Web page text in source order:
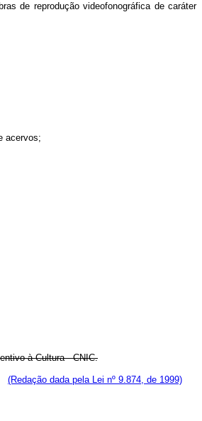
de reprodução videofonográfica de caráter
acervos;
à Cultura - CNIC.
(Redação dada pela Lei nº 9.874, de 1999)